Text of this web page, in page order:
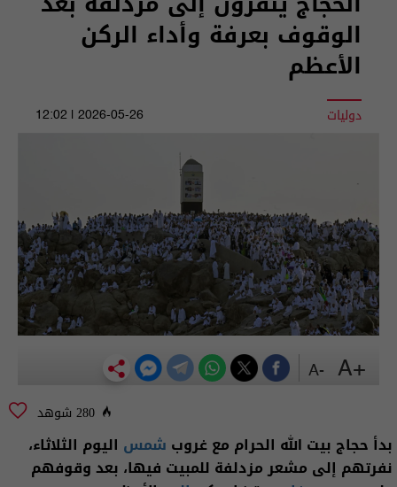
الوقوف بعرفة وأداء الركن
الأعظم
دوليات 2026-05-26 | 12:02
280 شوهد
بدأ حجاج بيت الله الحرام مع غروب شمس اليوم الثلاثاء،
نفرتهم إلى مشعر مزدلفة للمبيت فيها، بعد وقوفهم
+A
-A